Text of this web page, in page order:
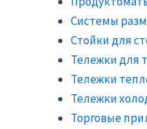
Системы
Стойки для
Тележки для
Тележки
Тележки
Торговые